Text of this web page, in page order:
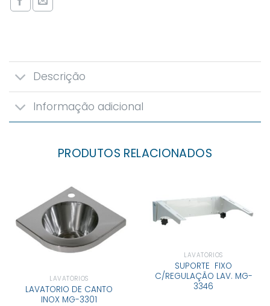
Descrição
Informação adicional
PRODUTOS RELACIONADOS
LAVATÓRIOS
LAVATORIO DE CANTO
INOX MG-3301
LAVATÓRIOS
SUPORTE FIXO
C/REGULAÇÃO LAV. MG-
3346